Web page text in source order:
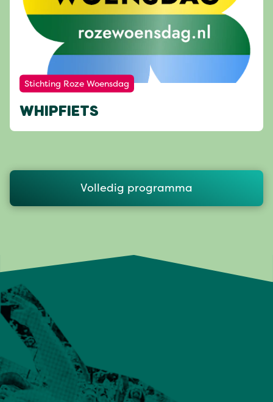
Stichting Roze Woensdag
WHIPFIETS
Volledig programma